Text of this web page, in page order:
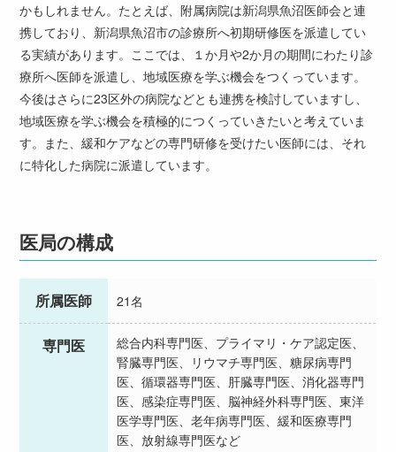
かもしれません。たとえば、附属病院は新潟県魚沼医師会と連
携しており、新潟県魚沼市の診療所へ初期研修医を派遣してい
る実績があります。ここでは、１か月や2か月の期間にわたり診
療所へ医師を派遣し、地域医療を学ぶ機会をつくっています。
今後はさらに23区外の病院などとも連携を検討していますし、
地域医療を学ぶ機会を積極的につくっていきたいと考えていま
す。また、緩和ケアなどの専門研修を受けたい医師には、それ
に特化した病院に派遣しています。
医局の構成
所属医師 21名
専門医
総合内科専門医、プライマリ・ケア認定医、
腎臓専門医、リウマチ専門医、糖尿病専門
医、循環器専門医、肝臓専門医、消化器専門
医、感染症専門医、脳神経外科専門医、東洋
医学専門医、老年病専門医、緩和医療専門
医、放射線専門医など